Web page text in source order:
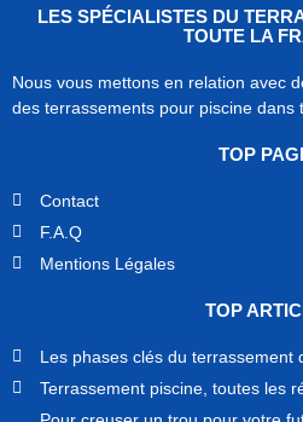
LES SPÉCIALISTES DU
TOUTE LA
Nous vous mettons en relation avec
des terrassements pour piscine dans
TOP
Contact
F.A.Q
Mentions Légales
TOP
Les phases clés du terrassement
Terrassement piscine, toutes les